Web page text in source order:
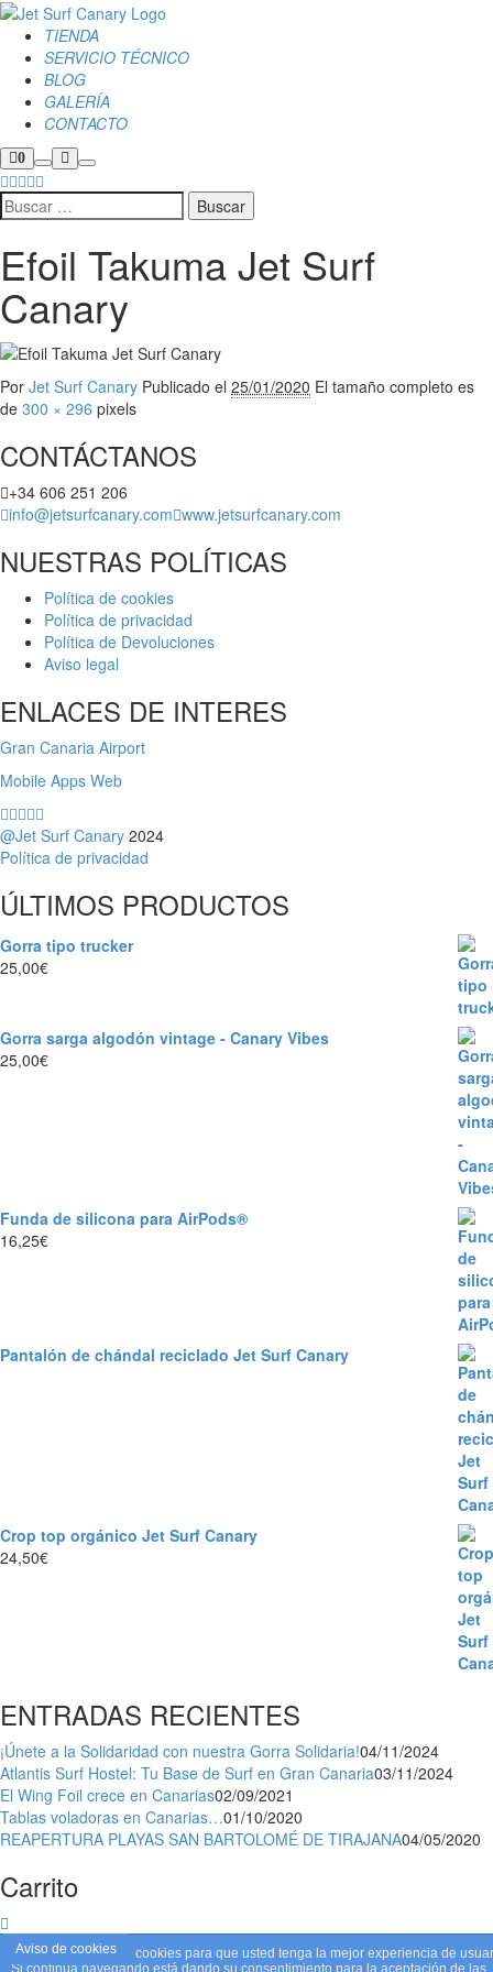
TIENDA
SERVICIO TÉCNICO
BLOG
GALERÍA
CONTACTO
0
Efoil Takuma Jet Surf
Canary
Por Jet Surf Canary Publicado el 25/01/2020 El tamaño completo es
de 300 × 296 pixels
CONTÁCTANOS
+34 606 251 206
info@jetsurfcanary.com www.jetsurfcanary.com
NUESTRAS POLÍTICAS
Política de cookies
Política de privacidad
Política de Devoluciones
Aviso legal
ENLACES DE INTERES
Gran Canaria Airport
Mobile Apps Web
@Jet Surf Canary 2024
Política de privacidad
ÚLTIMOS PRODUCTOS
Gorra tipo trucker
25,00€
Gorra sarga algodón vintage - Canary Vibes
25,00€
Funda de silicona para AirPods®
16,25€
Pantalón de chándal reciclado Jet Surf Canary
Crop top orgánico Jet Surf Canary
24,50€
ENTRADAS RECIENTES
¡Únete a la Solidaridad con nuestra Gorra Solidaria!04/11/2024
Atlantis Surf Hostel: Tu Base de Surf en Gran Canaria03/11/2024
El Wing Foil crece en Canarias02/09/2021
Tablas voladoras en Canarias…01/10/2020
REAPERTURA PLAYAS SAN BARTOLOMÉ DE TIRAJANA04/05/2020
Carrito
Este sitio web utiliza cookies para que usted tenga la mejor experiencia de
Si continúa navegando está dando su consentimiento para la aceptación de las
Aviso de cookies